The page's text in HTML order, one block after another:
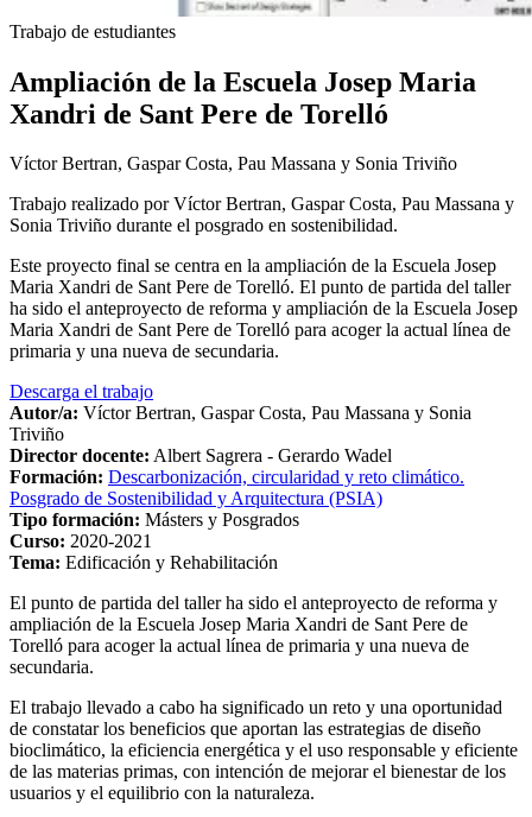
Trabajo de estudiantes
Ampliación de la Escuela Josep Maria
Xandri de Sant Pere de Torelló
Víctor Bertran, Gaspar Costa, Pau Massana y Sonia Triviño
Trabajo realizado por Víctor Bertran, Gaspar Costa, Pau Massana y
Sonia Triviño durante el posgrado en sostenibilidad.
Este proyecto final se centra en la ampliación de la Escuela Josep
Maria Xandri de Sant Pere de Torelló. El punto de partida del taller
ha sido el anteproyecto de reforma y ampliación de la Escuela Josep
Maria Xandri de Sant Pere de Torelló para acoger la actual línea de
primaria y una nueva de secundaria.
Descarga el trabajo
Autor/a: Víctor Bertran, Gaspar Costa, Pau Massana y Sonia
Triviño
Director docente: Albert Sagrera - Gerardo Wadel
Formación: Descarbonización, circularidad y reto climático.
Posgrado de Sostenibilidad y Arquitectura (PSIA)
Tipo formación: Másters y Posgrados
Curso: 2020-2021
Tema: Edificación y Rehabilitación
El punto de partida del taller ha sido el anteproyecto de reforma y
ampliación de la Escuela Josep Maria Xandri de Sant Pere de
Torelló para acoger la actual línea de primaria y una nueva de
secundaria.
El trabajo llevado a cabo ha significado un reto y una oportunidad
de constatar los beneficios que aportan las estrategias de diseño
bioclimático, la eficiencia energética y el uso responsable y eficiente
de las materias primas, con intención de mejorar el bienestar de los
usuarios y el equilibrio con la naturaleza.